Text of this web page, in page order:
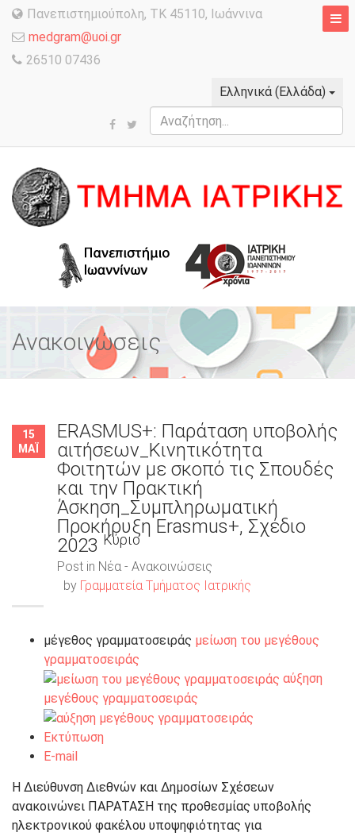
Πανεπιστημιούπολη, TK 45110, Ιωάννινα
medgram@uoi.gr
26510 07436
Ελληνικά (Ελλάδα)
Αναζήτηση...
Ανακοινώσεις
15
ΜΆΙ
ERASMUS+: Παράταση υποβολής
αιτήσεων_Κινητικότητα
Φοιτητών με σκοπό τις Σπουδές
και την Πρακτική
Άσκηση_Συμπληρωματική
Προκήρυξη Erasmus+, Σχέδιο
2023 Κύριο
Post in Νέα - Ανακοινώσεις
by Γραμματεία Τμήματος Ιατρικής
μέγεθος γραμματοσειράς μείωση του μεγέθους
γραμματοσειράς
αύξηση
μεγέθους γραμματοσειράς
Εκτύπωση
E-mail
H Διεύθυνση Διεθνών και Δημοσίων Σχέσεων
ανακοινώνει ΠΑΡΑΤΑΣΗ της προθεσμίας υποβολής
ηλεκτρονικού φακέλου υποψηφιότητας για